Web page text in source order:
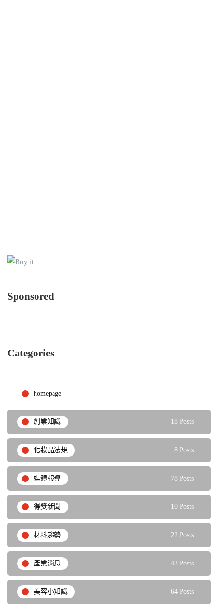
際巿場
Sponsored
Categories
homepage
創業知識 18 Posts
化妝品法規 8 Posts
媒體報導 78 Posts
得獎新聞 10 Posts
材料趨勢 22 Posts
產業消息 43 Posts
美容小知識 64 Posts